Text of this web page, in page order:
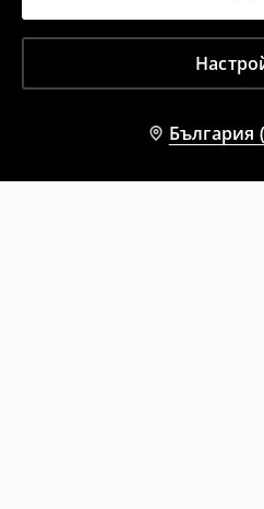
България